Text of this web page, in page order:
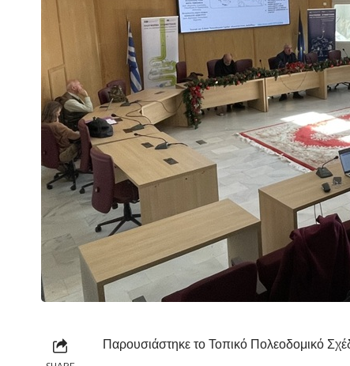
Παρουσιάστηκε το Τοπικό Πολεοδομικό